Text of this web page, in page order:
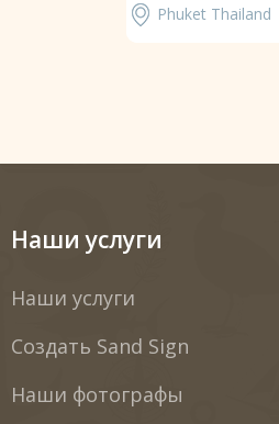
Phuket Thailand
Наши услуги
Наши услуги
Создать Sand Sign
Наши фотографы